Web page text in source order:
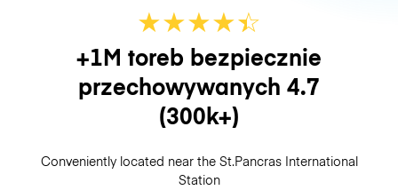
★★★★☆
★
+1M toreb bezpiecznie
przechowywanych 4.7
(300k+)
Conveniently located near the St.Pancras International
Station